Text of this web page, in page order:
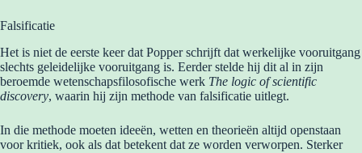
Falsificatie
Het is niet de eerste keer dat Popper schrijft dat werkelijke vooruitgang
slechts geleidelijke vooruitgang is. Eerder stelde hij dit al in zijn
beroemde wetenschapsfilosofische werk The logic of scientific
discovery, waarin hij zijn methode van falsificatie uitlegt.
In die methode moeten ideeën, wetten en theorieën altijd openstaan
voor kritiek, ook als dat betekent dat ze worden verworpen. Sterker